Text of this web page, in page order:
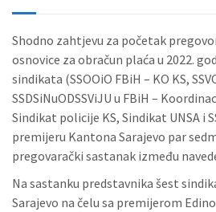
Shodno zahtjevu za početak
osnovice za obračun plaća u 2022.
sindikata (SSOOiO FBiH – KO KS,
SSDSiNuODSSViJU u FBiH –
Sindikat policije KS, Sindikat UNSA i
premijeru Kantona Sarajevo par
pregovarački sastanak između
Na sastanku predstavnika šest
Sarajevo na čelu sa premijerom